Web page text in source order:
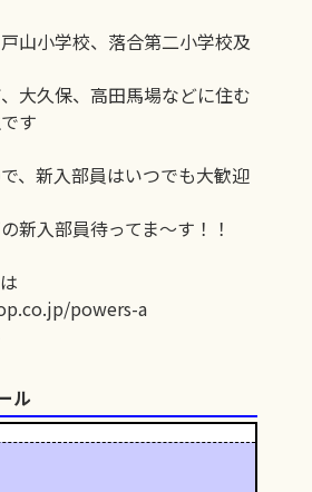
山小学校、落合第二小学校及
大久保、高田馬場などに住む
す
、新入部員はいつでも大歓迎
新入部員待ってま～す！！
powers-a
ル